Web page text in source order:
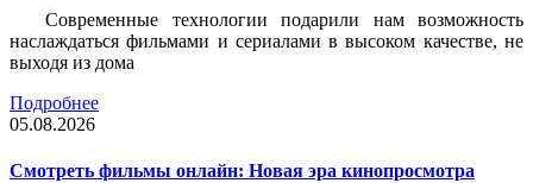
Современные технологии подарили нам возможность
наслаждаться фильмами и сериалами в высоком качестве, не
выходя из дома
Подробнее
05.08.2026
Смотреть фильмы онлайн: Новая эра кинопросмотра